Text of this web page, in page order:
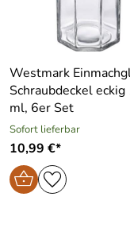
Westmark
Schraubdeckel
ml, 6er Set
Sofort lieferbar
10,99 €*